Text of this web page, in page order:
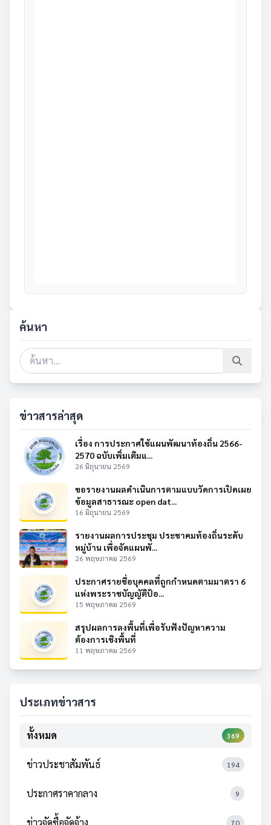
ค้นหา
ข่าวสารล่าสุด
เรื่อง การประกาศใช้แผนพัฒนาท้องถิ่น 2566-
2570 ฉบับเพิ่มเติมแ...
26 มิถุนายน 2569
ขอรายงานผลดำเนินการตามแบบวัดการเปิดเผย
ข้อมูลสาธารณะ open dat...
16 มิถุนายน 2569
รายงานผลการประชุม ประชาคมท้องถิ่นระดับ
หมู่บ้าน เพื่อจัดแผนพั...
26 พฤษภาคม 2569
ประกาศรายชื่อบุคคลที่ถูกกำหนดตามมาตรา 6
แห่งพระราชบัญญัติป้อ...
15 พฤษภาคม 2569
สรุปผลการลงพื้นที่เพื่อรับฟังปัญหาความ
ต้องการเชิงพื้นที่
11 พฤษภาคม 2569
ประเภทข่าวสาร
ทั้งหมด 369
ข่าวประชาสัมพันธ์ 194
ประกาศราคากลาง 9
ข่าวจัดซื้อจัดจ้าง 70